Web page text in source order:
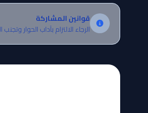
قوانين المشاركة
الرجاء الالتزام بآداب الحوار